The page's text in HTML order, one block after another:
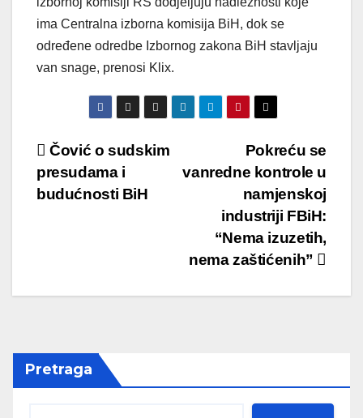
ima Centralna izborna komisija BiH, dok se
određene odredbe Izbornog zakona BiH stavljaju
van snage, prenosi Klix.
Post
navigation
Pokreću se
vanredne kontrole u
namjenskoj
industriji FBiH:
“Nema izuzetih,
nema zaštićenih”
Čović o sudskim
presudama i
budućnosti BiH
Pretraga